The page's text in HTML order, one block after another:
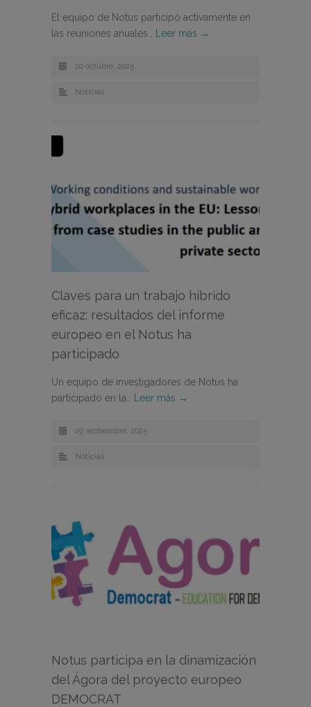
El equipo de Notus participó activamente en
las reuniones anuales…
Leer más →
20 octubre, 2025
Noticias
Claves para un trabajo híbrido
eficaz: resultados del informe
europeo en el Notus ha
participado
Un equipo de investigadores de Notus ha
participado en la…
Leer más →
29 septiembre, 2025
Noticias
Notus participa en la dinamización
del Ágora del proyecto europeo
DEMOCRAT